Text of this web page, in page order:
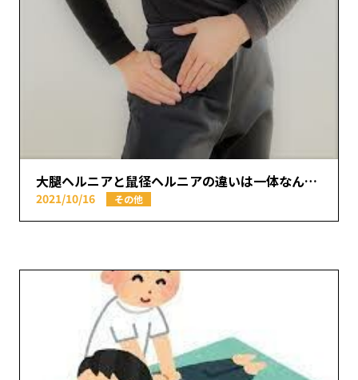
大腿ヘルニアと鼠径ヘルニアの違いは一体なんだろうか？【本厚木で痛みの原因を取り除く あかつき整骨院】
2021/10/16 その他